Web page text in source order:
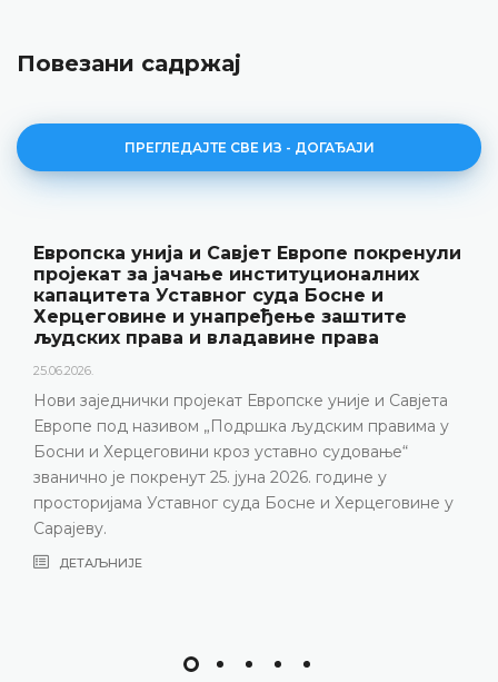
Повезани садржај
ПРЕГЛЕДАЈТЕ СВЕ ИЗ - ДОГАЂАЈИ
Европска унија и Савјет Европе покренули
пројекат за јачање институционалних
капацитета Уставног суда Босне и
Херцеговине и унапређење заштите
људских права и владавине права
25.06.2026.
Нови заједнички пројекат Европске уније и Савјета
Европе под називом „Подршка људским правима у
Босни и Херцеговини кроз уставно судовање“
званично је покренут 25. јуна 2026. године у
просторијама Уставног суда Босне и Херцеговине у
Сарајеву.
ДЕТАЉНИЈЕ